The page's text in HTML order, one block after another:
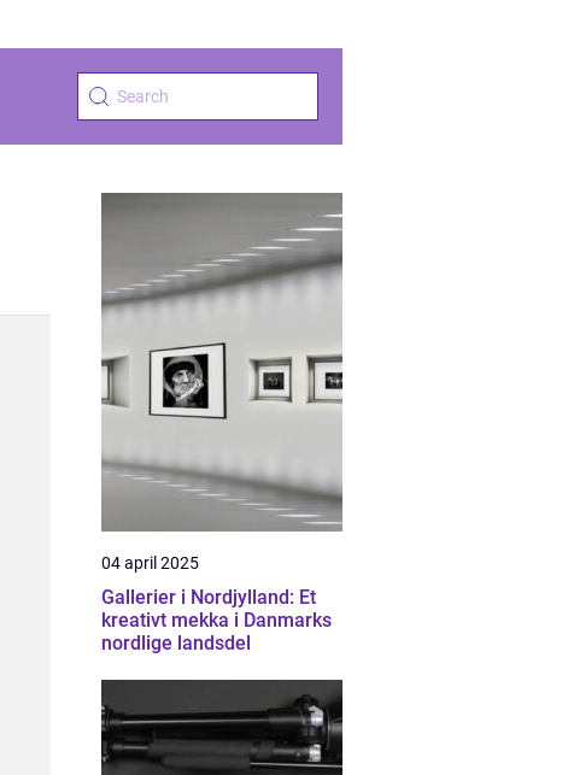
04 april 2025
Gallerier i Nordjylland: Et
kreativt mekka i Danmarks
nordlige landsdel